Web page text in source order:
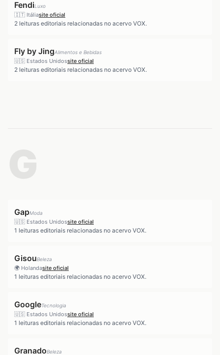
FendiLuxo
🇮🇹 Itáliasite oficial
2 leituras editoriais relacionadas no acervo VOX.
Fly by JingAlimentos e Bebidas
🇺🇸 Estados Unidossite oficial
2 leituras editoriais relacionadas no acervo VOX.
GapModa
🇺🇸 Estados Unidossite oficial
1 leituras editoriais relacionadas no acervo VOX.
GisouBeleza
🌍 Holandasite oficial
1 leituras editoriais relacionadas no acervo VOX.
GoogleTecnologia
🇺🇸 Estados Unidossite oficial
1 leituras editoriais relacionadas no acervo VOX.
GranadoBeleza